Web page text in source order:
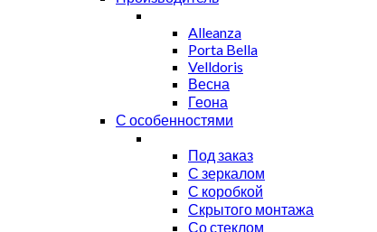
Alleanza
Porta Bella
Velldoris
Весна
Геона
С особенностями
Под заказ
С зеркалом
С коробкой
Скрытого монтажа
Со стеклом